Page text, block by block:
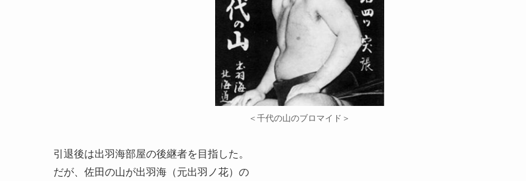
＜千代の山のブロマイド＞
引退後は出羽海部屋の後継者を目指した。
だが、佐田の山が出羽海（元出羽ノ花）の